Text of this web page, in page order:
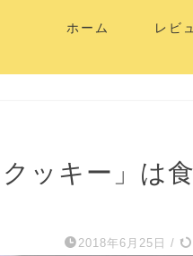
ホーム レビ
ッキー」は
2018年6月25日 /